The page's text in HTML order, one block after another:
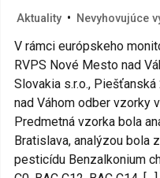
Aktuality • Nevyhovujúce
V rámci európskeho
RVPS Nové Mesto nad
Slovakia s.r.o.,
nad Váhom odber vzorky
Predmetná vzorka bola
Bratislava, analýzou bola
pesticídu Benzalkonium